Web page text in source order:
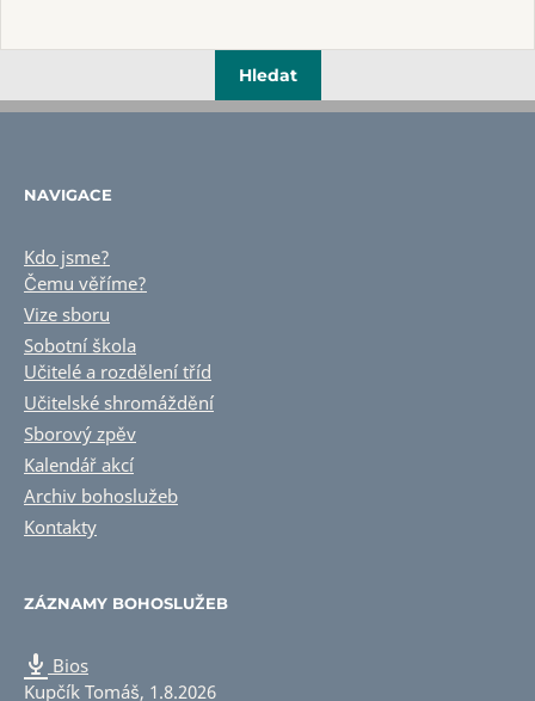
NAVIGACE
Kdo jsme?
Čemu věříme?
Vize sboru
Sobotní škola
Učitelé a rozdělení tříd
Učitelské shromáždění
Sborový zpěv
Kalendář akcí
Archiv bohoslužeb
Kontakty
ZÁZNAMY BOHOSLUŽEB
Bios
Kupčík Tomáš, 1.8.2026